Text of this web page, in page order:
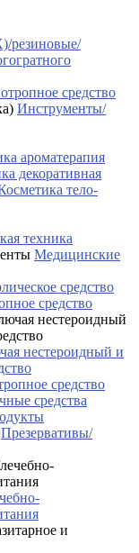
резиновые/
средство
Инструменты/
ароматерапия
декоративная
тело-
техника
Медицинские
средство
средство
нестероидный и
средство
средства
Презервативы/